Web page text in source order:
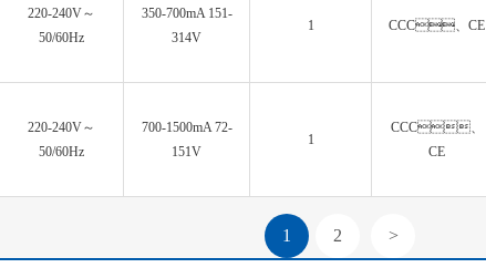
220-240V～
50/60Hz
350-700mA 151-
314V
1 CCC、CE
220-240V～
50/60Hz
700-1500mA 72-
151V
1
CCC、
CE
1 2 >